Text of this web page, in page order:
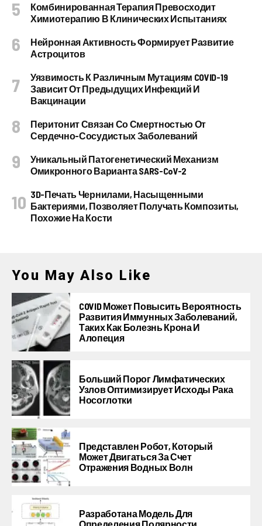
Комбинированная Терапия Превосходит
Химиотерапию В Клинических Испытаниях
Нейронная Активность Формирует Развитие
Астроцитов
Уязвимость К Различным Мутациям COVID-19
Зависит От Предыдущих Инфекций И
Вакцинации
Перитонит Связан Со Смертностью От
Сердечно-Сосудистых Заболеваний
Уникальный Патогенетический Механизм
Омикронного Варианта SARS-CoV-2
3D-Печать Чернилами, Насыщенными
Бактериями, Позволяет Получать Композиты,
Похожие На Кости
You May Also Like
COVID Может Повысить Вероятность
Развития Иммунных Заболеваний,
Таких Как Болезнь Крона И
Алопеция
Больший Порог Лимфатических
Узлов Оптимизирует Исходы Рака
Носоглотки
Представлен Робот, Который
Может Двигаться За Счет
Отражения Водных Волн
Разработана Модель Для